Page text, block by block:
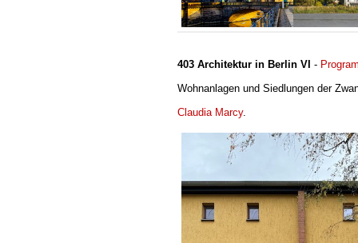
403 Architektur in Berlin VI -
Wohnanlagen und Siedlungen der
Claudia Marcy.